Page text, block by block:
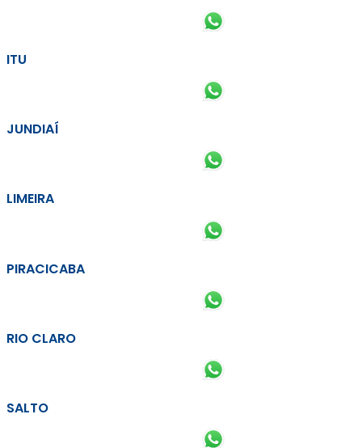
ITU
JUNDIAÍ
LIMEIRA
PIRACICABA
RIO CLARO
SALTO